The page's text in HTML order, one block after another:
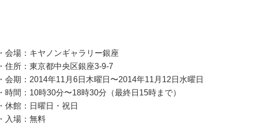
・会場：キヤノンギャラリー銀座
・住所：東京都中央区銀座3-9-7
・会期：2014年11月6日木曜日〜2014年11月12日水曜日
・時間：10時30分〜18時30分（最終日15時まで）
・休館：日曜日・祝日
・入場：無料